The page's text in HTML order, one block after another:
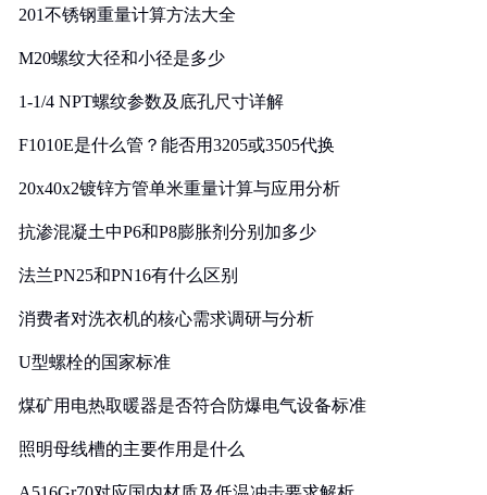
201不锈钢重量计算方法大全
M20螺纹大径和小径是多少
1-1/4 NPT螺纹参数及底孔尺寸详解
F1010E是什么管？能否用3205或3505代换
20x40x2镀锌方管单米重量计算与应用分析
抗渗混凝土中P6和P8膨胀剂分别加多少
法兰PN25和PN16有什么区别
消费者对洗衣机的核心需求调研与分析
U型螺栓的国家标准
煤矿用电热取暖器是否符合防爆电气设备标准
照明母线槽的主要作用是什么